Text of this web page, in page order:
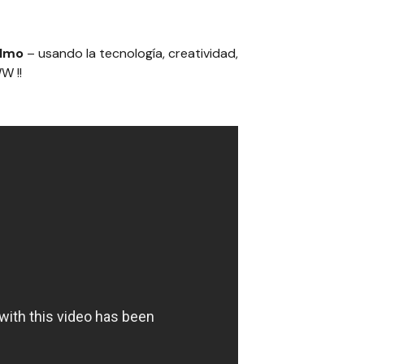
– usando la tecnología, creatividad,
!!